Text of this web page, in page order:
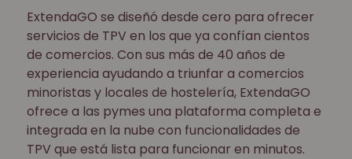
ExtendaGO se diseñó desde cero para ofrecer
servicios de TPV en los que ya confían cientos
de comercios. Con sus más de 40 años de
experiencia ayudando a triunfar a comercios
minoristas y locales de hostelería, ExtendaGO
ofrece a las pymes una plataforma completa e
integrada en la nube con funcionalidades de
TPV que está lista para funcionar en minutos.